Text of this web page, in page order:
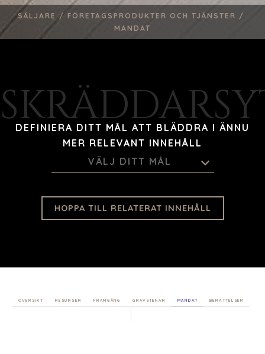
SÄLJARE / FÖRETAGSPRODUKTER OCH TJÄNSTER /
MANDAT
DEFINIERA DITT MÅL ATT BLÄDDRA I ÄNNU
MER RELEVANT INNEHÅLL
VÄLJ DITT MÅL
HOPPA TILL RELATERAT INNEHÅLL
ÖVERSIKT RESURSER FRAMGÅNG GRAVSTENAR MANDAT BERÄTTELSER
OM
VÅR FRAMGÅNG
GLOBALT TEAM
FÖRETAGSSUPPORT
LAGSÖKNING
UTMÄRKELSER
KONTAKTA
KARRIÄRER
KÖPARE
STRATEGISK KÖPARE